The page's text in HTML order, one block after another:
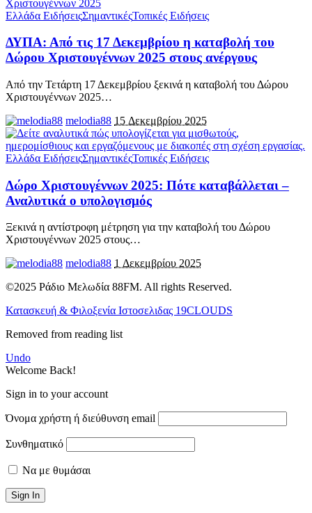
Ελλάδα ΕιδήσειςΣημαντικέςΤοπικές Ειδήσεις
ΔΥΠΑ: Από τις 17 Δεκεμβρίου η καταβολή του
Δώρου Χριστουγέννων 2025 στους ανέργους
Από την Τετάρτη 17 Δεκεμβρίου ξεκινά η καταβολή του Δώρου
Χριστουγέννων 2025…
melodia88 15 Δεκεμβρίου 2025
Ελλάδα ΕιδήσειςΣημαντικέςΤοπικές Ειδήσεις
Δώρο Χριστουγέννων 2025: Πότε καταβάλλεται –
Αναλυτικά ο υπολογισμός
Ξεκινά η αντίστροφη μέτρηση για την καταβολή του Δώρου
Χριστουγέννων 2025 στους…
melodia88 1 Δεκεμβρίου 2025
©2025 Ράδιο Μελωδία 88FM. All rights Reserved.
Κατασκευή & Φιλοξενία Ιστοσελιδας 19CLOUDS
Removed from reading list
Undo
Welcome Back!
Sign in to your account
Όνομα χρήστη ή διεύθυνση email
Συνθηματικό
Να με θυμάσαι